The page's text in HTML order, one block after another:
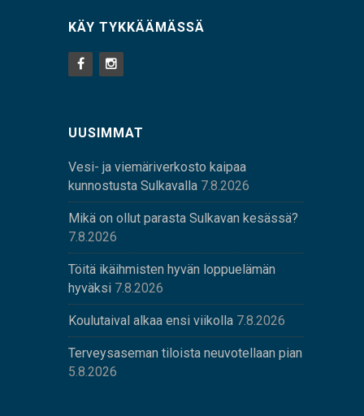
KÄY TYKKÄÄMÄSSÄ
UUSIMMAT
Vesi- ja viemäriverkosto kaipaa
kunnostusta Sulkavalla 7.8.2026
Mikä on ollut parasta Sulkavan kesässä?
7.8.2026
Töitä ikäihmisten hyvän loppuelämän
hyväksi 7.8.2026
Koulutaival alkaa ensi viikolla 7.8.2026
Terveysaseman tiloista neuvotellaan pian
5.8.2026